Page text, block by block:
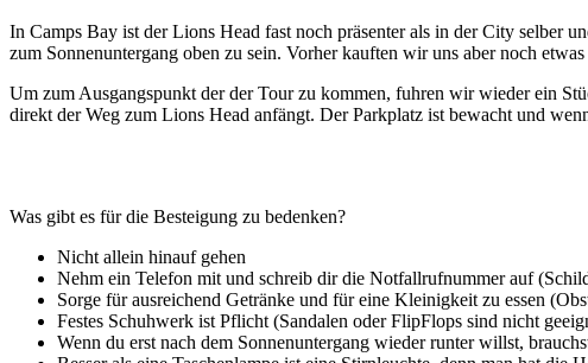
In Camps Bay ist der Lions Head fast noch präsenter als in der City selber
zum Sonnenuntergang oben zu sein. Vorher kauften wir uns aber noch
Um zum Ausgangspunkt der der Tour zu kommen, fuhren wir wieder ein
direkt der Weg zum Lions Head anfängt. Der Parkplatz ist bewacht und
Was gibt es für die Besteigung zu bedenken?
Nicht allein hinauf gehen
Nehm ein Telefon mit und schreib dir die Notfallrufnummer auf
Sorge für ausreichend Getränke und für eine Kleinigkeit zu essen
Festes Schuhwerk ist Pflicht (Sandalen oder FlipFlops sind nicht
Wenn du erst nach dem Sonnenuntergang wieder runter willst,